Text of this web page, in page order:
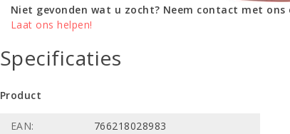
Niet gevonden wat u zocht? Neem contact met
Laat ons helpen!
Specificaties
Product
EAN:
766218028983